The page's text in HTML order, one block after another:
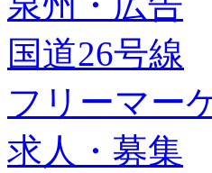
国道26号線
フリーマー
求人・募集